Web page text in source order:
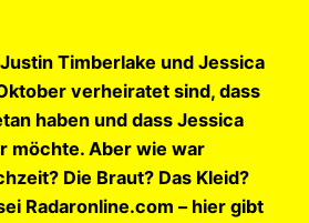
Timberlake und Jessica
verheiratet sind, dass
haben und dass Jessica
möchte. Aber wie war
Die Braut? Das Kleid?
Radaronline.com – hier gibt